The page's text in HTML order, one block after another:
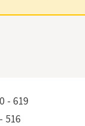
619 - 1,440 ₪
516 - 722 ₪